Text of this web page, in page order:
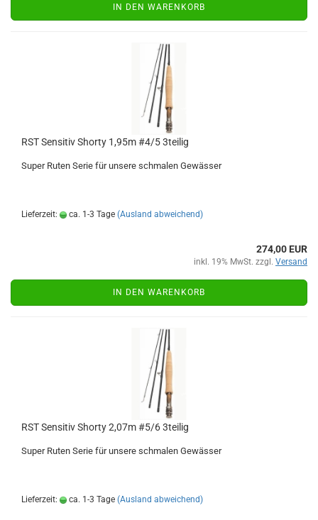
IN DEN WARENKORB
RST Sensitiv Shorty 1,95m #4/5 3teilig
Super Ruten Serie für unsere schmalen Gewässer
Lieferzeit: ca. 1-3 Tage (Ausland abweichend)
274,00 EUR
inkl. 19% MwSt. zzgl. Versand
IN DEN WARENKORB
RST Sensitiv Shorty 2,07m #5/6 3teilig
Super Ruten Serie für unsere schmalen Gewässer
Lieferzeit: ca. 1-3 Tage (Ausland abweichend)